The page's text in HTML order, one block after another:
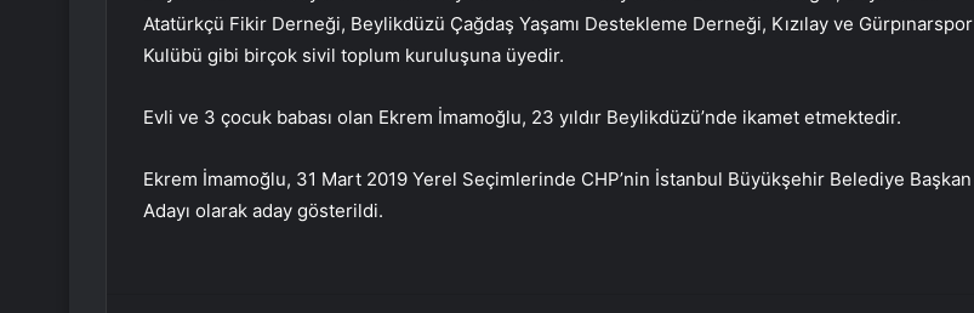
Atatürkçü Fikir Derneği, Beylikdüzü Çağdaş Yaşamı Destekleme Derneği, Kızılay ve Gürpınarspor
Kulübü gibi birçok sivil toplum kuruluşuna üyedir.
Evli ve 3 çocuk babası olan Ekrem İmamoğlu, 23 yıldır Beylikdüzü’nde ikamet etmektedir.
Ekrem İmamoğlu, 31 Mart 2019 Yerel Seçimlerinde CHP’nin İstanbul Büyükşehir Belediye Başkan
Adayı olarak aday gösterildi.